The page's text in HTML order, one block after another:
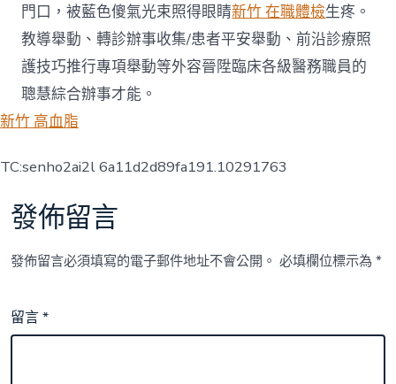
門口，被藍色傻氣光束照得眼睛新竹 在職體檢生疼。
教導舉動、轉診辦事收集/患者平安舉動、前沿診療照
護技巧推行專項舉動等外容晉陞臨床各級醫務職員的
聰慧綜合辦事才能。
新竹 高血脂
TC:senho2ai2l 6a11d2d89fa191.10291763
發佈留言
發佈留言必須填寫的電子郵件地址不會公開。 必填欄位標示為*
留言*